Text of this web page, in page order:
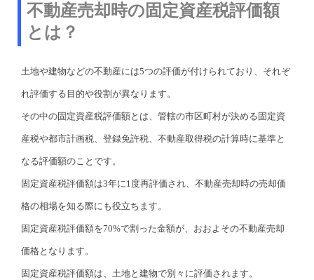
不動産売却時の固定資産税評価額
とは？
土地や建物などの不動産には5つの評価が付けられており、それぞ
れ評価する目的や役割が異なります。
その中の固定資産税評価額とは、管轄の市区町村が決める固定資
産税や都市計画税、登録免許税、不動産取得税の計算時に基準と
なる評価額のことです。
固定資産税評価額は3年に1度再評価され、不動産売却時の売却価
格の相場を知る際にも役立ちます。
固定資産税評価額を70%で割った金額が、おおよその不動産売却
価格となります。
固定資産税評価額は、土地と建物で別々に評価されます。